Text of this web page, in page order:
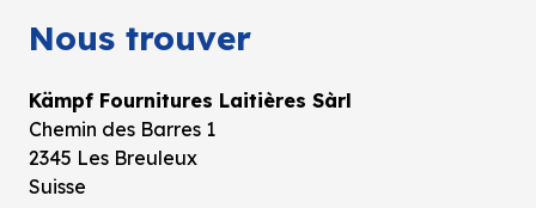
Nous trouver
Kämpf Fournitures Laitières Sàrl
Chemin des Barres 1
2345 Les Breuleux
Suisse